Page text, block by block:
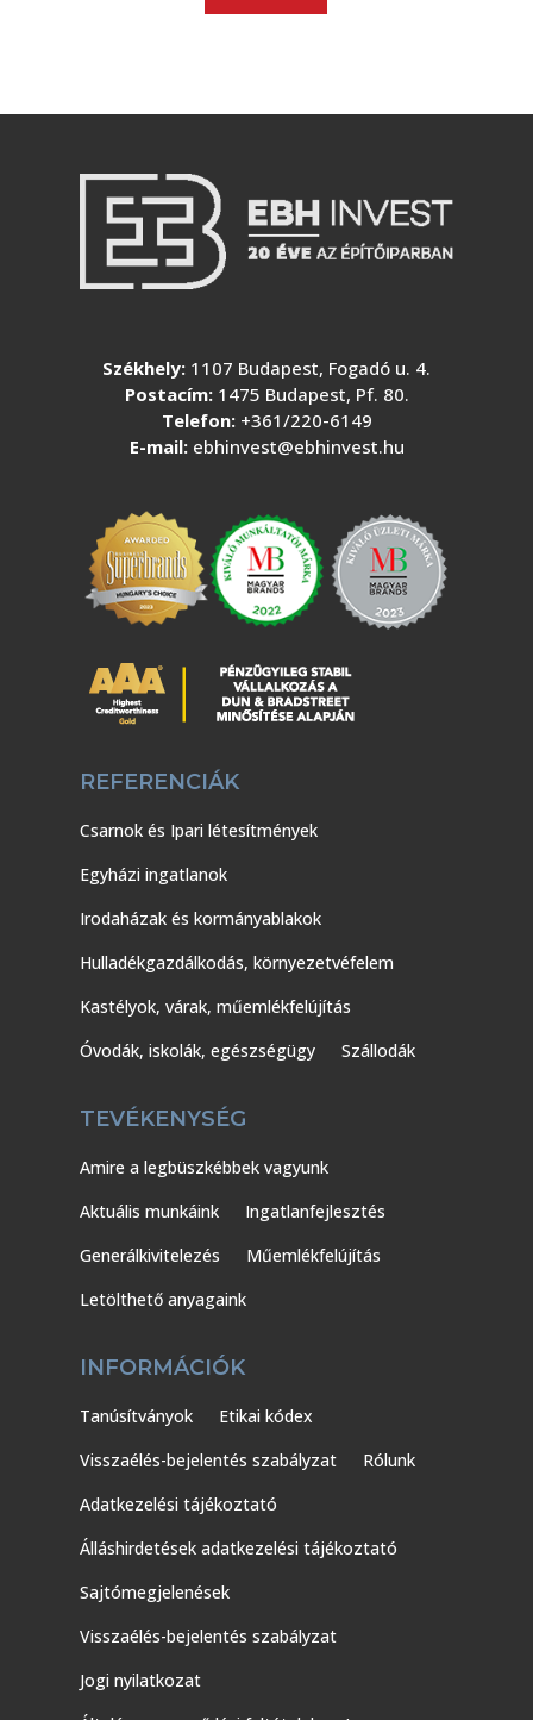
Székhely: 1107 Budapest, Fogadó u. 4.
Postacím:1475 Budapest, Pf. 80.
Telefon: +361/220-6149
E-mail: ebhinvest@ebhinvest.hu
REFERENCIÁK
Csarnok és Ipari létesítmények
Egyházi ingatlanok
Irodaházak és kormányablakok
Hulladékgazdálkodás, környezetvéfelem
Kastélyok, várak, műemlékfelújítás
Óvodák, iskolák, egészségügy
Szállodák
TEVÉKENYSÉG
Amire a legbüszkébbek vagyunk
Aktuális munkáink
Ingatlanfejlesztés
Generálkivitelezés
Műemlékfelújítás
Letölthető anyagaink
INFORMÁCIÓK
Tanúsítványok
Etikai kódex
Visszaélés-bejelentés szabályzat
Rólunk
Adatkezelési tájékoztató
Álláshirdetések adatkezelési tájékoztató
Sajtómegjelenések
Visszaélés-bejelentés szabályzat
Jogi nyilatkozat